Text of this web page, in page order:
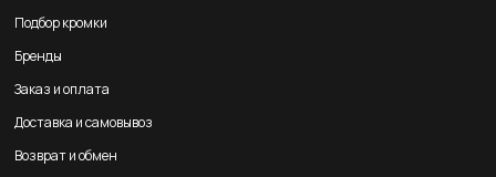
Подбор кромки
Бренды
Заказ и оплата
Доставка и самовывоз
Возврат и обмен